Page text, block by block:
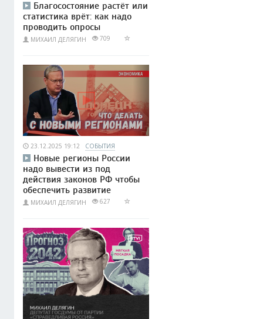
Благосостояние растёт или
статистика врёт: как надо
проводить опросы
МИХАИЛ ДЕЛЯГИН 709
23.12.2025 19:12 СОБЫТИЯ
Новые регионы России
надо вывести из под
действия законов РФ чтобы
обеспечить развитие
МИХАИЛ ДЕЛЯГИН 627